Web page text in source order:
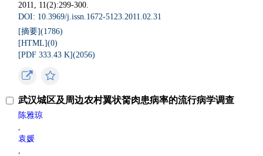
2011, 11(2):299-300.
DOI: 10.3969/j.issn.1672-5123.2011.02.31
[摘要](1786)
[HTML](0)
[PDF 333.43 K](2056)
武汉城区及周边农村翼状胬肉患病率的流行病学调查
陈雅琼
,
袁媛
,